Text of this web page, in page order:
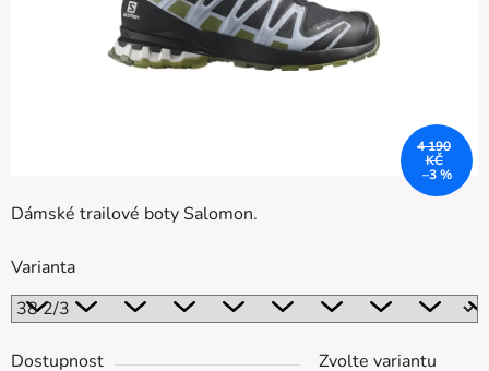
Dámské trailové boty Salomon.
Varianta
Dostupnost
Zvolte variantu
4 190
KČ
–3 %